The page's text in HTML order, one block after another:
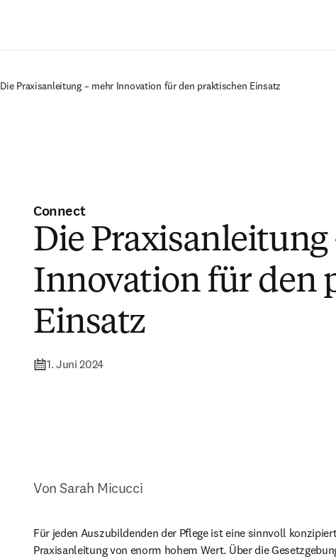
Die Praxisanleitung – mehr Innovation für den praktischen Einsatz
Connect
Die Praxisanleitung
Innovation für den
Einsatz
1. Juni 2024
Von Sarah Micucci
Für jeden Auszubildenden der Pflege ist eine sinnvoll
Praxisanleitung von enorm hohem Wert. Über die